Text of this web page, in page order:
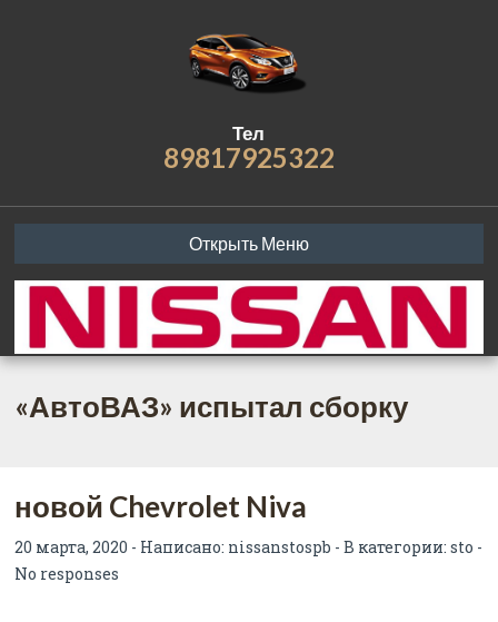
Тел
89817925322
Открыть Меню
«АвтоВАЗ» испытал сборку
новой Chevrolet Niva
20 марта, 2020 - Написано: nissanstospb - В категории:sto -
No responses